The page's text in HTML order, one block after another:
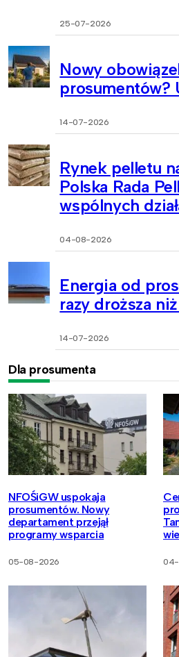
25-07-2026
Nowy
prosumentów?
14-07-2026
Rynek pelletu
Polska Rada
wspólnych
04-08-2026
Energia od
razy droższa
14-07-2026
Dla prosumenta
NFOŚiGW uspokaja
prosumentów. Nowy
departament przejął
programy wsparcia
05-08-2026